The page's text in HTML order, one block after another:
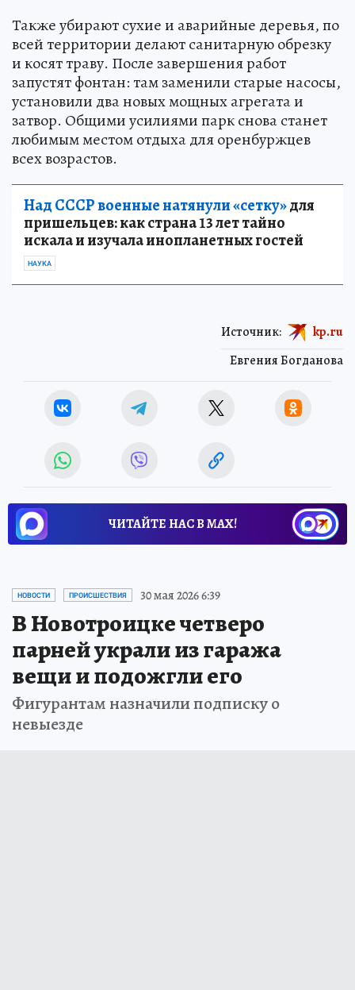
Также убирают сухие и аварийные деревья, по
всей территории делают санитарную обрезку
и косят траву. После завершения работ
запустят фонтан: там заменили старые насосы,
установили два новых мощных агрегата и
затвор. Общими усилиями парк снова станет
любимым местом отдыха для оренбуржцев
всех возрастов.
Над СССР военные натянули «сетку»для
пришельцев: как страна 13 лет тайно
искала и изучала инопланетных гостей
НАУКА
Евгения Богданова
Источник: kp.ru
ЧИТАЙТЕ НАС В МАХ!
НОВОСТИ ПРОИСШЕСТВИЯ 30 мая 2026 6:39
В Новотроицке четверо
парней украли из гаража
вещи и подожгли его
Фигурантам назначили подписку о
невыезде